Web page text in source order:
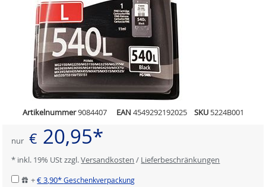
Artikelnummer9084407 EAN 4549292192025 SKU 5224B001
nur € 20,95*
* inkl. 19% USt zzgl.Versandkosten / Lieferbeschränkungen
+€ 3,90*Geschenkverpackung